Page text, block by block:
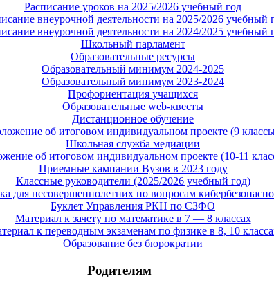
Расписание уроков на 2025/2026 учебный год
внеурочной деятельности на 2025/2026 учебный
внеурочной деятельности на 2024/2025 учебный
Школьный парламент
Образовательные ресурсы
Образовательный минимум 2024-2025
Образовательный минимум 2023-2024
Профориентация учащихся
Образовательные web-квесты
Дистанционное обучение
об итоговом индивидуальном проекте (9
Школьная служба медиации
об итоговом индивидуальном проекте (10-11
Приемные кампании Вузов в 2023 году
Классные руководители (2025/2026 учебный год)
для несовершеннолетних по вопросам
Буклет Управления РКН по СЗФО
Материал к зачету по математике в 7 — 8 классах
к переводным экзаменам по физике в 8, 10
Образование без бюрократии
Родителям